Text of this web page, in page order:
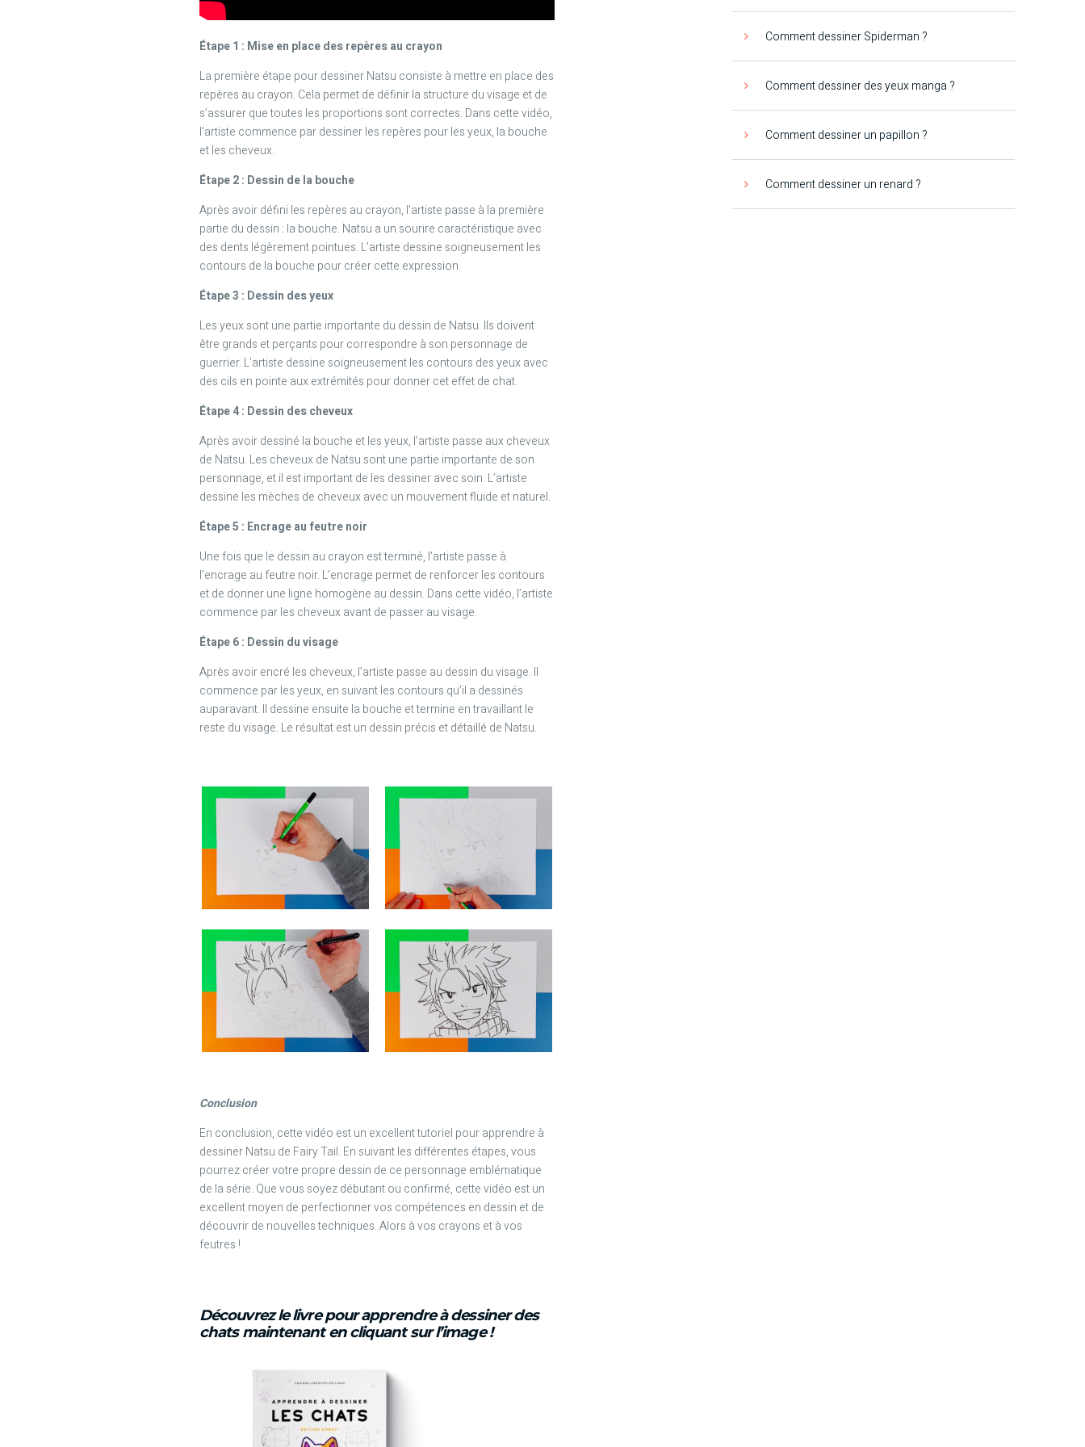
Étape 1 : Mise en place des repères au crayon
La première étape pour dessiner Natsu consiste à mettre en place des
repères au crayon. Cela permet de définir la structure du visage et de
s’assurer que toutes les proportions sont correctes. Dans cette vidéo,
l’artiste commence par dessiner les repères pour les yeux, la bouche
et les cheveux.
Étape 2 : Dessin de la bouche
Après avoir défini les repères au crayon, l’artiste passe à la première
partie du dessin : la bouche. Natsu a un sourire caractéristique avec
des dents légèrement pointues. L’artiste dessine soigneusement les
contours de la bouche pour créer cette expression.
Étape 3 : Dessin des yeux
Les yeux sont une partie importante du dessin de Natsu. Ils doivent
être grands et perçants pour correspondre à son personnage de
guerrier. L’artiste dessine soigneusement les contours des yeux avec
des cils en pointe aux extrémités pour donner cet effet de chat.
Étape 4 : Dessin des cheveux
Après avoir dessiné la bouche et les yeux, l’artiste passe aux cheveux
de Natsu. Les cheveux de Natsu sont une partie importante de son
personnage, et il est important de les dessiner avec soin. L’artiste
dessine les mèches de cheveux avec un mouvement fluide et naturel.
Étape 5 : Encrage au feutre noir
Une fois que le dessin au crayon est terminé, l’artiste passe à
l’encrage au feutre noir. L’encrage permet de renforcer les contours
et de donner une ligne homogène au dessin. Dans cette vidéo, l’artiste
commence par les cheveux avant de passer au visage.
Étape 6 : Dessin du visage
Après avoir encré les cheveux, l’artiste passe au dessin du visage. Il
commence par les yeux, en suivant les contours qu’il a dessinés
auparavant. Il dessine ensuite la bouche et termine en travaillant le
reste du visage. Le résultat est un dessin précis et détaillé de Natsu.
Conclusion
En conclusion, cette vidéo est un excellent tutoriel pour apprendre à
dessiner Natsu de Fairy Tail. En suivant les différentes étapes, vous
pourrez créer votre propre dessin de ce personnage emblématique
de la série. Que vous soyez débutant ou confirmé, cette vidéo est un
excellent moyen de perfectionner vos compétences en dessin et de
découvrir de nouvelles techniques. Alors à vos crayons et à vos
feutres !
Découvrez le livre pour apprendre à dessiner des
chats maintenant en cliquant sur l’image !
Comment dessiner Spiderman ?
Comment dessiner des yeux manga ?
Comment dessiner un papillon ?
Comment dessiner un renard ?